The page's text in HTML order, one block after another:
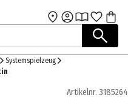
Hauptinhalt
Systemspielzeug
Artikelnr. 3185264